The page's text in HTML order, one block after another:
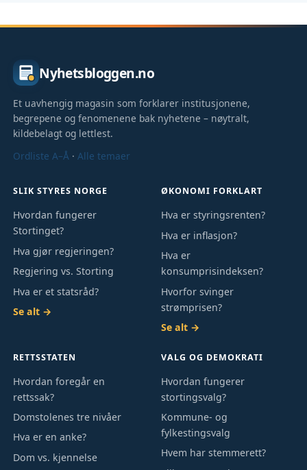
Nyhetsbloggen.no
Et uavhengig magasin som forklarer institusjonene,
begrepene og fenomenene bak nyhetene – nøytralt,
kildebelagt og lettlest.
Ordliste A–Å ·Alle temaer
SLIK STYRES NORGE
Hvordan fungerer
Stortinget?
Hva gjør regjeringen?
Regjering vs. Storting
Hva er et statsråd?
Se alt →
ØKONOMI FORKLART
Hva er styringsrenten?
Hva er inflasjon?
Hva er
konsumprisindeksen?
Hvorfor svinger
strømprisen?
Se alt →
RETTSSTATEN
Hvordan foregår en
rettssak?
Domstolenes tre nivåer
Hva er en anke?
Dom vs. kjennelse
VALG OG DEMOKRATI
Hvordan fungerer
stortingsvalg?
Kommune- og
fylkestingsvalg
Hvem har stemmerett?